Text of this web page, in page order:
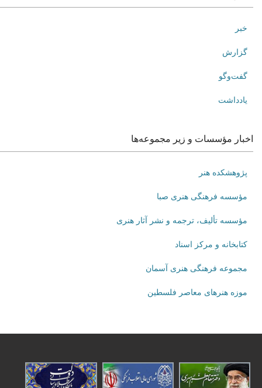
خبر
گزارش
گفت‌وگو
یادداشت
اخبار مؤسسات و زیر مجموعه‌ها
پژوهشکده هنر
مؤسسه فرهنگی هنری صبا
مؤسسه تألیف، ترجمه و نشر آثار هنری
کتابخانه و مرکز اسناد
مجموعه فرهنگی هنری آسمان
موزه هنرهای‌ معاصر فلسطین